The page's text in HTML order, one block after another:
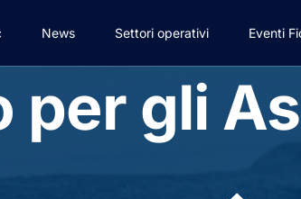
News Settori operativi Eventi
per gli